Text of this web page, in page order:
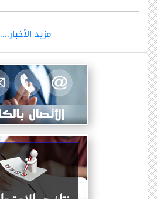
مزيد الأخبار....